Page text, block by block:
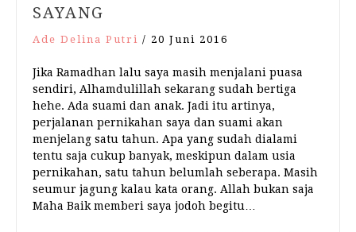
SAYANG
Ade Delina Putri / 20 Juni 2016
Jika Ramadhan lalu saya masih menjalani puasa
sendiri, Alhamdulillah sekarang sudah bertiga
hehe. Ada suami dan anak. Jadi itu artinya,
perjalanan pernikahan saya dan suami akan
menjelang satu tahun. Apa yang sudah dialami
tentu saja cukup banyak, meskipun dalam usia
pernikahan, satu tahun belumlah seberapa. Masih
seumur jagung kalau kata orang. Allah bukan saja
Maha Baik memberi saya jodoh begitu…